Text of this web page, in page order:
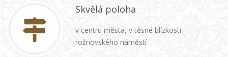
Skvělá poloha
v centru města, v těsné blízkosti
rožnovského náměstí